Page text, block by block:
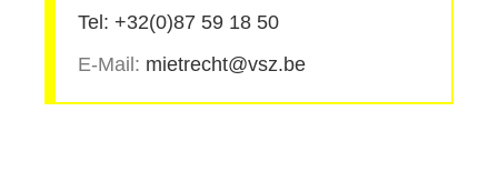
Tel: +32(0)87 59 18 50
E-Mail: mietrecht@vsz.be